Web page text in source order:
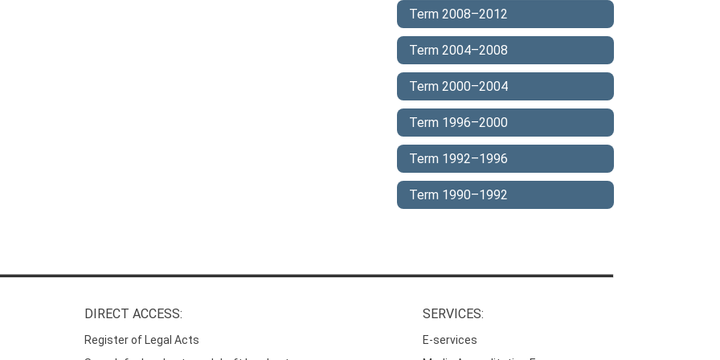
Term 2008–2012
Term 2004–2008
Term 2000–2004
Term 1996–2000
Term 1992–1996
Term 1990–1992
DIRECT ACCESS:
Register of Legal Acts
SERVICES:
E-services